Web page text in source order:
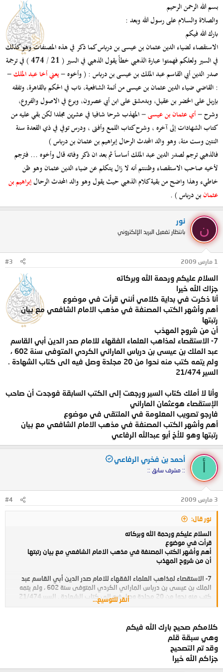
بسم الله الرحمن الرحيم
والصلاة والسلام على رسول الله وبعد :
بارك الله فيكم
الاستقصاء لضياء الدين عثمان بن عيسى بن درباس كما ذكر في هذه المصنفات وهو كذلك
في السير ولعلكم فهمتوا عبارة الذهبي خطأً يقول الذهبي في السير ( 21 / 474 ) في ترجمة
صدر الدين أبي القاسم عبد الملك بن عيسى بن درباس : ( وأخوه -يعني أخا عبد الملك-
: القاضي ضياء الدين عثمان بن عيسى من أئمة الشافعية، ناب في الحكم بالقاهرة، وتفقه
بإربل على الخضر بن عقيل، وبدمشق على ابن أبي عصرون، وبرع في الاصول والفروع،
وشرح -أي عثمان بن عيسى- المهذب شرحا شافيا في عشرين مجلدا لكن بقي عليه من
كتاب الشهادات إلى آخره ، وشرح كتاب اللمع وأفتى ، ودرس توفي في ذي القعدة سنة
اثنتين وست مئة، وهو والد المحدث الرحال إبراهيم بن عثمان بن درباس )
فالذهبي ترجم لصدر الدين عبد الملك أساساً ثم بعد ان ذكر وفاته قال وأخوه ... فترجم
لأخيه صاحب الاستقصاء وظننتم أنه لا زال يتكلم عن ضياء الدين عثمان وهو ظن
خاطيء وهذا واضح من بقية كلام الذهبي حيث يقول وهو والد المحدث الرحالإبراهيم بن
عثمانبن درباس ) .
ن
نور
بانتظار تفعيل البريد الإلكتروني
1 مارس 2009 #3
السلام عليكم ورحمة الله وبركاته
جزاك الله خيرا
أنا ذكرت في بداية كلامي أنني قرأت في موضوع
أهم وأشهر الكتب المصنفة في مذهب الامام الشافعي مع بيان
رتبتها
أن من شروح المهذب
7- الاستقصاء لمذاهب العلماء الفقهاء للامام صدر الدين أبي القاسم
عبد الملك بن عيسى بن درباس الماراني الكردي المتوفى سنة 602 ،
ولم يتمه كتب منه نحوا من 20 مجلدة وصل فيه الى كتاب الشهادة .
السير 21/474
وأنا لا أملك كتاب السير ورجعت إلى الكتب السابقة فوجدت أن صاحب
الإستقصاء هوعثمان الماراني
فارجو تصويب المعلومة في الملتقى في موضوع
أهم وأشهر الكتب المصنفة في مذهب الامام الشافعي مع بيان
رتبتها وهو للأخ أبو عبدالله الرفاعي
أحمد بن فخري الرفاعي
:: مشرف سابق ::
3 مارس 2009 #4
نور قال:
السلام عليكم ورحمة الله وبركاته
قرأت في موضوع
أهم وأشهر الكتب المصنفة في مذهب الامام الشافعي مع بيان رتبتها
أن من شروح المهذب
7- الاستقصاء لمذاهب العلماء الفقهاء للامام صدر الدين أبي القاسم عبد
الملك بن عيسى بن درباس الماراني الكردي المتوفى سنة 602 ، ولم يتمه
كتب منه نحوا من 20 مجلدة وصل فيه الى كتاب الشهادة . السير 21/474
ولكن رجعت إلى كتاب طبقات الشافعية الكبرى وكتاب كشف الظنون
وكتاب هدية العارفين
فوجدت أن صاحب الأستقصاء هو:
عثمان بن عيسى بن درباس القاضي ضياء الدين أبو عمرو الهدباني الماراني
ثم المصري
صاحب الاستقصاء في شرح المهذب وشرح اللمع في أصول الفقه وغيرهما
أنقر للتوسيع...
كلامكم صحيح بارك الله فيكم
وهي سبقة قلم
وقد تم التصحيح
جزاكم الله خيرا